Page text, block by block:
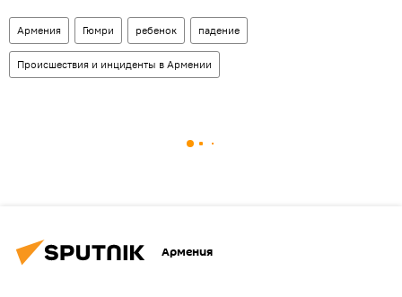
Армения Гюмри ребенок падение
Происшествия и инциденты в Армении
Армения